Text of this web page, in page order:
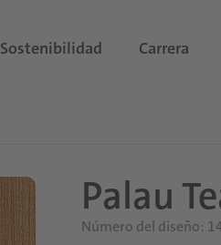
Sostenibilidad Carrera
Palau
Número del diseño: